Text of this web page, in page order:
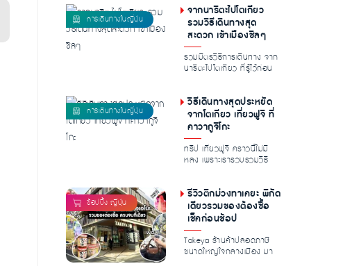
จากนาริตะไปโตเกียว
รวมวิธีเดินทางสุด
สะดวก เข้าเมืองชิลๆ
รวมมิตรวิธีการเดินทาง จาก
นาริตะไปโตเกียว ที่รู้ไว้ก่อน
วิธีเดินทางสุดประหยัด
จากโตเกียว เที่ยวฟูจิ ที่
คาวากูจิโกะ
ทริป เที่ยวฟูจิ คราวนี้ไม่มี
หลง เพราะเรารวบรวมวิธี
รีวิวตึกม่วงทาเคยะ พิกัด
เดียวรวมของต้องซื้อ
เช็คก่อนช้อป
Takeya ร้านค้าปลอดภาษี
ขนาดใหญ่ใจกลางเมือง มา